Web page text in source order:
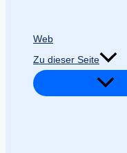
Web
Zu dieser Seite